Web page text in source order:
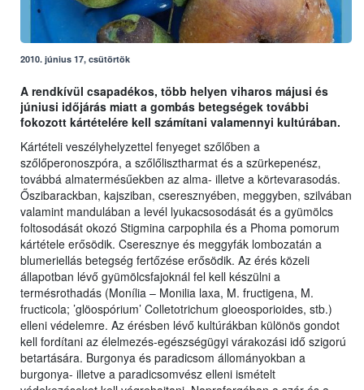
2010. június 17, csütörtök
A rendkívül csapadékos, több helyen viharos májusi és
júniusi időjárás miatt a gombás betegségek további
fokozott kártételére kell számítani valamennyi kultúrában.
Kártételi veszélyhelyzettel fenyeget szőlőben a
szőlőperonoszpóra, a szőlőlisztharmat és a szürkepenész,
továbbá almatermésűekben az alma- illetve a körtevarasodás.
Őszibarackban, kajsziban, cseresznyében, meggyben, szilvában
valamint mandulában a levél lyukacsosodását és a gyümölcs
foltosodását okozó Stigmina carpophila és a Phoma pomorum
kártétele erősödik. Cseresznye és meggyfák lombozatán a
blumeriellás betegség fertőzése erősödik. Az érés közeli
állapotban lévő gyümölcsfajoknál fel kell készülni a
termésrothadás (Monília – Monilia laxa, M. fructigena, M.
fructicola; ’glöospórium’ Colletotrichum gloeosporioides, stb.)
elleni védelemre. Az érésben lévő kultúrákban különös gondot
kell fordítani az élelmezés-egészségügyi várakozási idő szigorú
betartására. Burgonya és paradicsom állományokban a
burgonya- illetve a paradicsomvész elleni ismételt